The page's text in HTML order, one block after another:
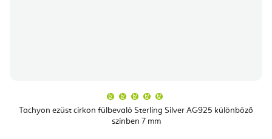
Tachyon ezüst cirkon fülbevaló Sterling Silver AG925 különböző
színben 7 mm
átlagos
értékelése